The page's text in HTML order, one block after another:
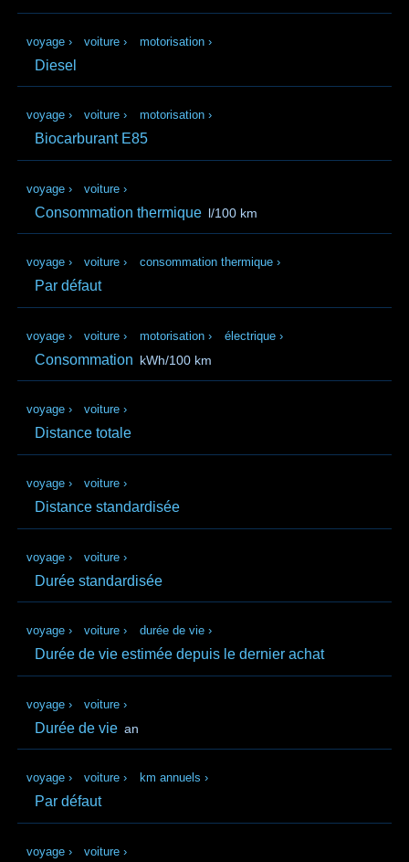
voyage › voiture › motorisation ›
Diesel
voyage › voiture › motorisation ›
Biocarburant E85
voyage › voiture ›
Consommation thermique l/100 km
voyage › voiture › consommation thermique ›
Par défaut
voyage › voiture › motorisation › électrique ›
Consommation kWh/100 km
voyage › voiture ›
Distance totale
voyage › voiture ›
Distance standardisée
voyage › voiture ›
Durée standardisée
voyage › voiture › durée de vie ›
Durée de vie estimée depuis le dernier achat
voyage › voiture ›
Durée de vie an
voyage › voiture › km annuels ›
Par défaut
voyage › voiture ›